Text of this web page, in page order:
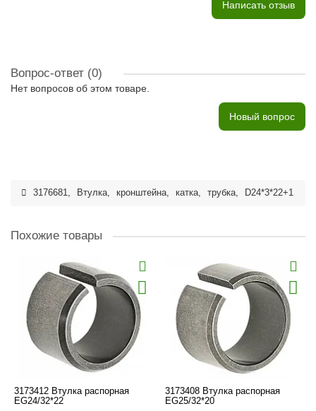
Написать отзыв
Вопрос-ответ (0)
Нет вопросов об этом товаре.
Новый вопрос
3176681, Втулка, кронштейна, катка, трубка, D24*3*22+1
Похожие товары
3173412 Втулка распорная
EG24/32*22
3173408 Втулка распорная
EG25/32*20